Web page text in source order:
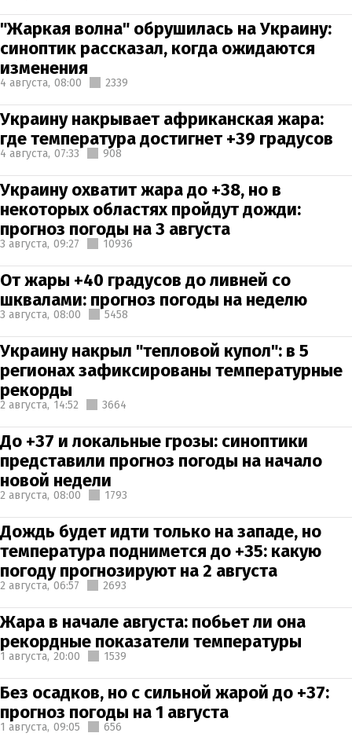
"Жаркая волна" обрушилась на Украину:
синоптик рассказал, когда ожидаются
изменения
4 августа, 08:00 2339
Украину накрывает африканская жара:
где температура достигнет +39 градусов
4 августа, 07:33 908
Украину охватит жара до +38, но в
некоторых областях пройдут дожди:
прогноз погоды на 3 августа
3 августа, 09:27 10936
От жары +40 градусов до ливней со
шквалами: прогноз погоды на неделю
3 августа, 08:00 5458
Украину накрыл "тепловой купол": в 5
регионах зафиксированы температурные
рекорды
2 августа, 14:52 3664
До +37 и локальные грозы: синоптики
представили прогноз погоды на начало
новой недели
2 августа, 08:00 1793
Дождь будет идти только на западе, но
температура поднимется до +35: какую
погоду прогнозируют на 2 августа
2 августа, 06:57 2693
Жара в начале августа: побьет ли она
рекордные показатели температуры
1 августа, 20:00 1539
Без осадков, но с сильной жарой до +37:
прогноз погоды на 1 августа
1 августа, 09:05 656